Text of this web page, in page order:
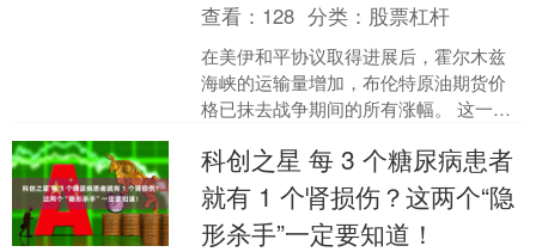
查看： 128 分类： 股票杠杆
在美伊和平协议取得进展后，霍尔木兹
海峡的运输量增加，布伦特原油期货价
格已抹去战争期间的所有涨幅。 这一全
的收盘价每桶72.48....
科创之星 每 3 个糖尿病患者
就有 1 个肾损伤？这两个“隐
形杀手”一定要知道！